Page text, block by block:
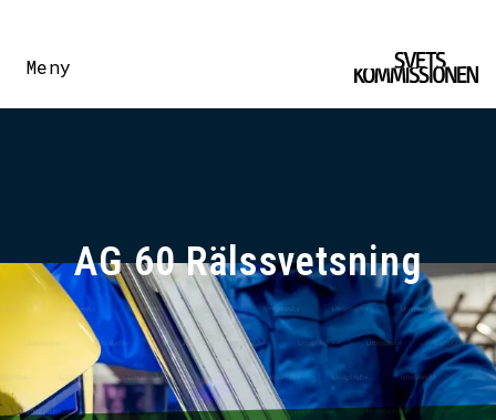
Meny
AG 60 Rälssvetsning